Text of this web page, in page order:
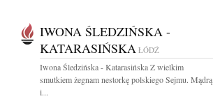
IWONA ŚLEDZIŃSKA -
KATARASIŃSKA ŁÓDŹ
Iwona Śledzińska - Katarasińska Z wielkim
smutkiem żegnam nestorkę polskiego Sejmu. Mądrą
i...